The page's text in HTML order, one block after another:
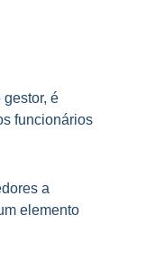
é
funcionários
a
elemento